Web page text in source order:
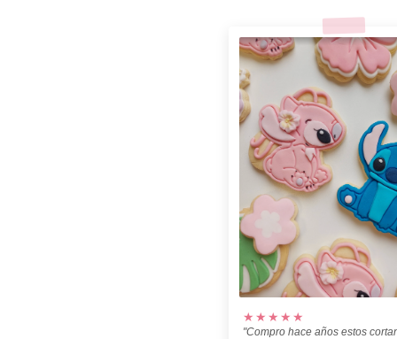
★★★★★
"Compro hace años estos